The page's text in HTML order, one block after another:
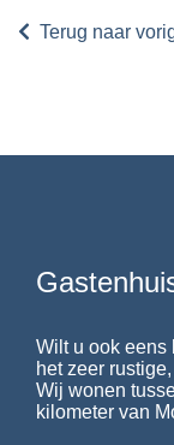
Terug naar
Wilt u ook eens
het zeer
Wij wonen
kilometer van